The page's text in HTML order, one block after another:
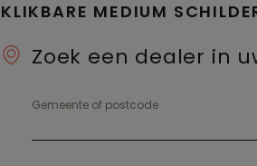
KLIKBARE MEDIUM
Zoek een dealer in
Gemeente of postcode